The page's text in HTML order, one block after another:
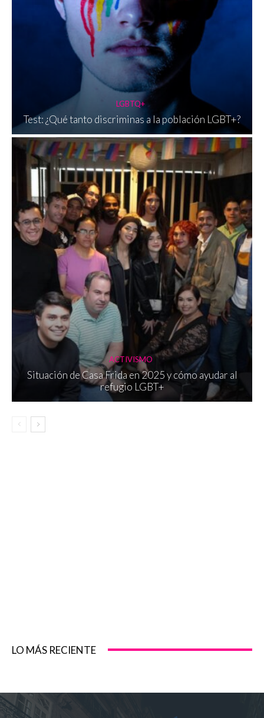
LGBTQ+
Test: ¿Qué tanto discriminas a la población LGBT+?
ACTIVISMO
Situación de Casa Frida en 2025 y cómo ayudar al
refugio LGBT+
LO MÁS RECIENTE